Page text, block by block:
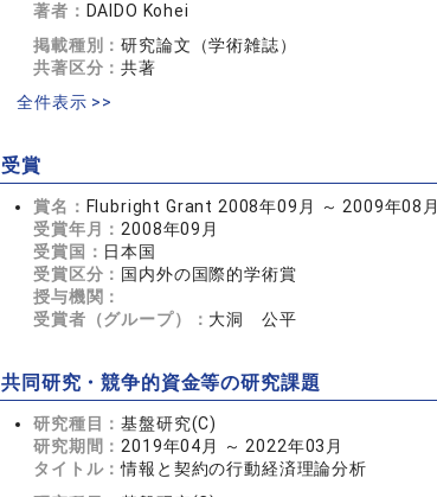
著者： DAIDO Kohei
掲載種別：研究論文（学術雑誌）
共著区分：共著
全件表示 >>
受賞
賞名： Flubright Grant 2008年09月 ～ 2009年08月
受賞年月： 2008年09月
受賞国： 日本国
受賞区分： 国内外の国際的学術賞
授与機関：
受賞者（グループ）： 大洞 公平
共同研究・競争的資金等の研究課題
研究種目：基盤研究(C)
研究期間： 2019年04月 ～ 2022年03月
タイトル：情報と契約の行動経済理論分析